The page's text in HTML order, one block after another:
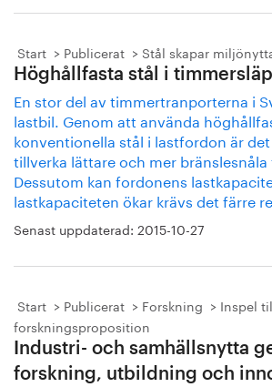
Start Publicerat Stål skapar
Höghållfasta stål i timmersläp
En stor del av timmertranporterna i
lastbil. Genom att använda
konventionella stål i lastfordon är
tillverka lättare och mer
Dessutom kan fordonens
lastkapaciteten ökar krävs det färre
Senast uppdaterad: 2015-10-27
Start Publicerat Forskning
Inspel
forskningsproposition
Industri- och samhällsnytta
forskning, utbildning och